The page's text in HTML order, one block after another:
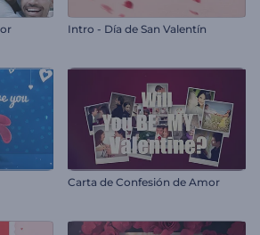
Intro - Día de San Valentín
Carta de Confesión de Amor